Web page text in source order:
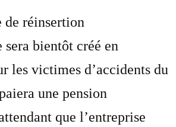
de réinsertion
bientôt créé en
les victimes d’accidents du
une pension
que l’entreprise